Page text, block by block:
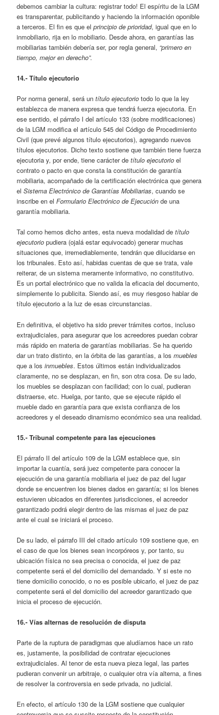
debemos cambiar la cultura: registrar todo! El espíritu de la LGM
es transparentar, publicitando y haciendo la información oponible
a terceros. El fin es que elprincipio de prioridad, igual que en lo
inmobiliario, rija en lo mobiliario. Desde ahora, en garantías las
mobiliarias también debería ser, por regla general, “primero en
tiempo, mejor en derecho”.
14.- Título ejecutorio
Por norma general, será untítulo ejecutorio todo lo que la ley
establezca de manera expresa que tendrá fuerza ejecutoria. En
ese sentido, el párrafo I del artículo 133 (sobre modificaciones)
de la LGM modifica el artículo 545 del Código de Procedimiento
Civil (que prevé algunos título ejecutorios), agregando nuevos
títulos ejecutorios. Dicho texto sostiene que también tiene fuerza
ejecutoria y, por ende, tiene carácter detítulo ejecutorio el
contrato o pacto en que consta la constitución de garantía
mobiliaria, acompañado de la certificación electrónica que genera
elSistema Electrónico de Garantías Mobiliarias, cuando se
inscribe en elFormulario Electrónico de Ejecución de una
garantía mobiliaria.
Tal como hemos dicho antes, esta nueva modalidad detítulo
ejecutorio pudiera (ojalá estar equivocado) generar muchas
situaciones que, irremediablemente, tendrán que dilucidarse en
los tribunales. Esto así, habidas cuentas de que se trata, vale
reiterar, de un sistema meramente informativo, no constitutivo.
Es un portal electrónico que no valida la eficacia del documento,
simplemente lo publicita. Siendo así, es muy riesgoso hablar de
título ejecutorio a la luz de esas circunstancias.
En definitiva, el objetivo ha sido prever trámites cortos, incluso
extrajudiciales, para asegurar que los acreedores puedan cobrar
más rápido en materia de garantías mobiliarias. Se ha querido
dar un trato distinto, en la órbita de las garantías, a losmuebles
que a losinmuebles. Estos últimos están individualizados
claramente, no se desplazan, en fin, son otra cosa. De su lado,
los muebles se desplazan con facilidad; con lo cual, pudieran
distraerse, etc. Huelga, por tanto, que se ejecute rápido el
mueble dado en garantía para que exista confianza de los
acreedores y el deseado dinamismo económico sea una realidad.
15.- Tribunal competente para las ejecuciones
El párrafo II del artículo 109 de la LGM establece que, sin
importar la cuantía, será juez competente para conocer la
ejecución de una garantía mobiliaria el juez de paz del lugar
donde se encuentren los bienes dados en garantía; si los bienes
estuvieren ubicados en diferentes jurisdicciones, el acreedor
garantizado podrá elegir dentro de las mismas el juez de paz
ante el cual se iniciará el proceso.
De su lado, el párrafo III del citado artículo 109 sostiene que, en
el caso de que los bienes sean incorpóreos y, por tanto, su
ubicación física no sea precisa o conocida, el juez de paz
competente será el del domicilio del demandado. Y si este no
tiene domicilio conocido, o no es posible ubicarlo, el juez de paz
competente será el del domicilio del acreedor garantizado que
inicia el proceso de ejecución.
16.- Vías alternas de resolución de disputa
Parte de la ruptura de paradigmas que aludíamos hace un rato
es, justamente, la posibilidad de contratar ejecuciones
extrajudiciales. Al tenor de esta nueva pieza legal, las partes
pudieran convenir un arbitraje, o cualquier otra vía alterna, a fines
de resolver la controversia en sede privada, no judicial.
En efecto, el artículo 130 de la LGM sostiene que cualquier